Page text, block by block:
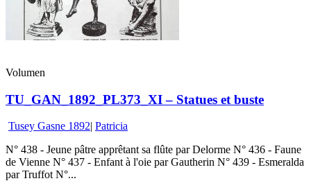
Volumen
TU_GAN_1892_PL373_XI – Statues et buste
Tusey Gasne 1892| Patricia
N° 438 - Jeune pâtre apprêtant sa flûte par Delorme N° 436 - Faune
de Vienne N° 437 - Enfant à l'oie par Gautherin N° 439 - Esmeralda
par Truffot N°...